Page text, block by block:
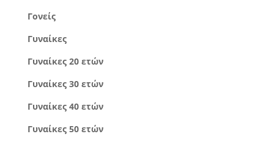
Γονείς
Γυναίκες
Γυναίκες 20 ετών
Γυναίκες 30 ετών
Γυναίκες 40 ετών
Γυναίκες 50 ετών